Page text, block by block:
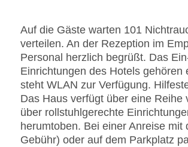
Auf die Gäste warten 101
verteilen. An der Rezeption im
Personal herzlich begrüßt. Das
Einrichtungen des Hotels
steht WLAN zur Verfügung.
Das Haus verfügt über eine
über rollstuhlgerechte
herumtoben. Bei einer Anreise
Gebühr) oder auf dem Parkplatz